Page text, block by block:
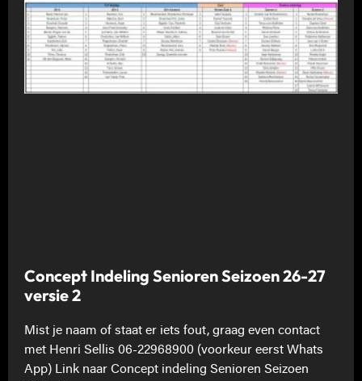
Concept Indeling Senioren Seizoen 26-27
versie 2
Mist je naam of staat er iets fout, graag even contact
met Henri Sellis 06-22968900 (voorkeur eerst Whats
App) Link naar Concept indeling Senioren Seizoen